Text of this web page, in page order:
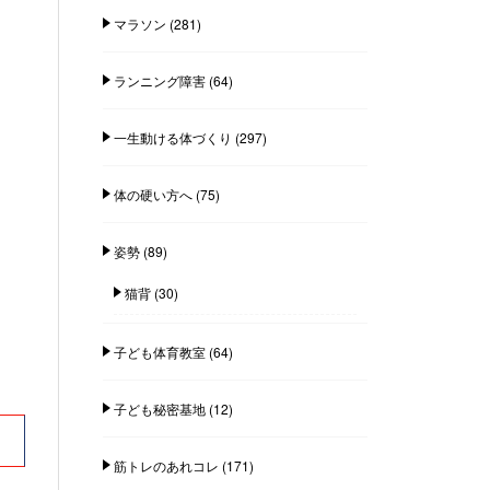
マラソン (281)
ランニング障害(64)
一生動ける体づくり (297)
体の硬い方へ(75)
姿勢(89)
猫背(30)
子ども体育教室(64)
子ども秘密基地(12)
筋トレのあれコレ (171)